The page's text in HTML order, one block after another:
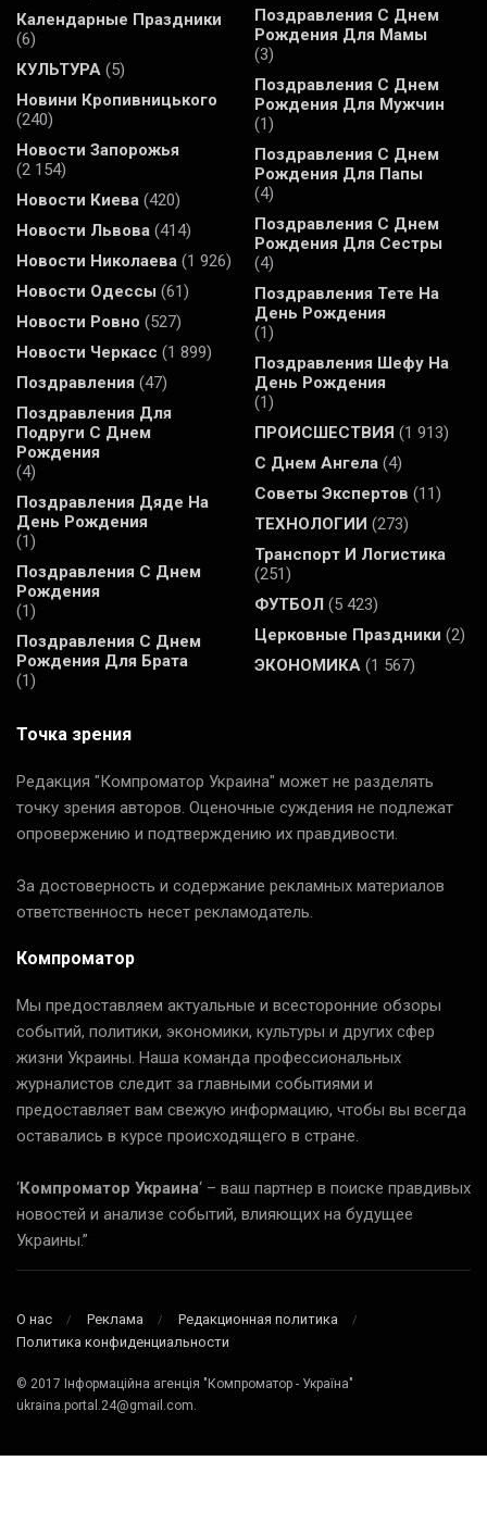
Календарные Праздники
(6)
КУЛЬТУРА (5)
Новини Кропивницького
(240)
Новости Запорожья
(2 154)
Новости Киева (420)
Новости Львова (414)
Новости Николаева (1 926)
Новости Одессы (61)
Новости Ровно (527)
Новости Черкасс (1 899)
Поздравления (47)
Поздравления Для
Подруги С Днем
Рождения
(4)
Поздравления Дяде На
День Рождения
(1)
Поздравления С Днем
Рождения
(1)
Поздравления С Днем
Рождения Для Брата
(1)
Поздравления С Днем
Рождения Для Мамы
(3)
Поздравления С Днем
Рождения Для Мужчин
(1)
Поздравления С Днем
Рождения Для Папы
(4)
Поздравления С Днем
Рождения Для Сестры
(4)
Поздравления Тете На
День Рождения
(1)
Поздравления Шефу На
День Рождения
(1)
ПРОИСШЕСТВИЯ (1 913)
С Днем Ангела (4)
Советы Экспертов (11)
ТЕХНОЛОГИИ (273)
Транспорт И Логистика
(251)
ФУТБОЛ (5 423)
Церковные Праздники (2)
ЭКОНОМИКА (1 567)
Точка зрения
Редакция "Компроматор Украина" может не разделять
точку зрения авторов. Оценочные суждения не подлежат
опровержению и подтверждению их правдивости.
За достоверность и содержание рекламных материалов
ответственность несет рекламодатель.
Компроматор
Мы предоставляем актуальные и всесторонние обзоры
событий, политики, экономики, культуры и других сфер
жизни Украины. Наша команда профессиональных
журналистов следит за главными событиями и
предоставляет вам свежую информацию, чтобы вы всегда
оставались в курсе происходящего в стране.
‘Компроматор Украина‘ – ваш партнер в поиске правдивых
новостей и анализе событий, влияющих на будущее
Украины.”
О нас Реклама
Редакционная политика
Политика конфиденциальности
© 2017 Інформаційна агенція "Компроматор - Україна"
ukraina.portal.24@gmail.com.